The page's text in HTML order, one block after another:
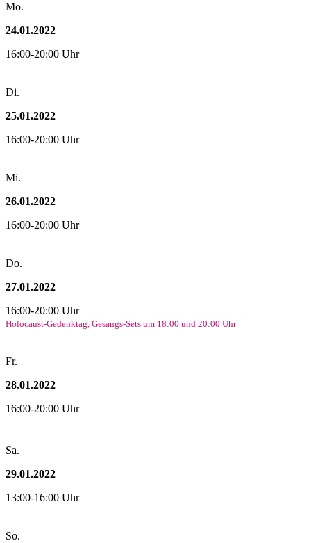
Mo.
24.01.2022
16:00-20:00 Uhr
Di.
25.01.2022
16:00-20:00 Uhr
Mi.
26.01.2022
16:00-20:00 Uhr
Do.
27.01.2022
16:00-20:00 Uhr
Holocaust-Gedenktag, Gesangs-Sets um 18:00 und 20:00 Uhr
Fr.
28.01.2022
16:00-20:00 Uhr
Sa.
29.01.2022
13:00-16:00 Uhr
So.